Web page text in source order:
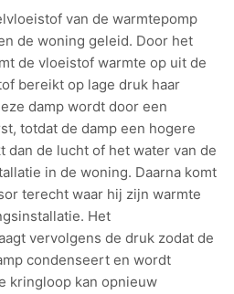
van de warmtepomp
de woning geleid. Door het
de vloeistof warmte op uit de
bereikt op lage druk haar
damp wordt door een
totdat de damp een hogere
de lucht of het water van de
in de woning. Daarna komt
terecht waar hij zijn warmte
Het
vervolgens de druk zodat de
condenseert en wordt
kringloop kan opnieuw